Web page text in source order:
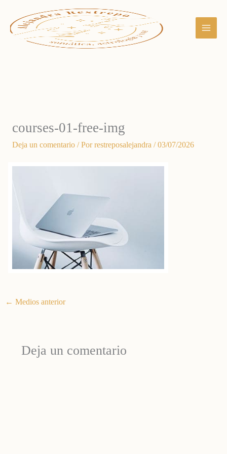
contenido
courses-01-free-img
Deja un comentario / Porrestreposalejandra /03/07/2026
← Medios anterior
Deja un comentario